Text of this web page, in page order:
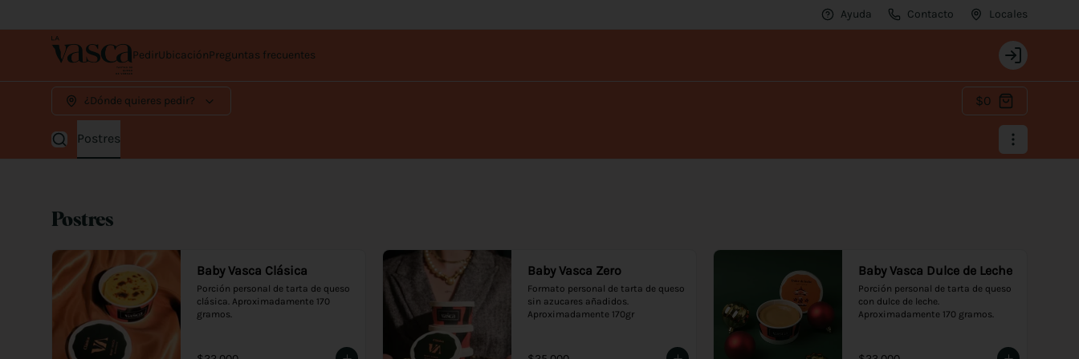
Ayuda Contacto Locales
PedirUbicaciónPreguntas frecuentes Login
¿Dónde quieres pedir? $0
Postres
Postres
Baby Vasca Clásica
Porción personal de tarta de queso
clásica. Aproximadamente 170
gramos.
Baby Vasca Zero
Formato personal de tarta de queso
sin azucares añadidos.
Aproximadamente 170gr
Baby Vasca Dulce de Leche
Porción personal de tarta de queso
con dulce de leche.
Aproximadamente 170 gramos.